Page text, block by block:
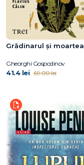
Grădinarul și moartea
Gheorghi Gospodinov
41.4 lei 69.00 lei